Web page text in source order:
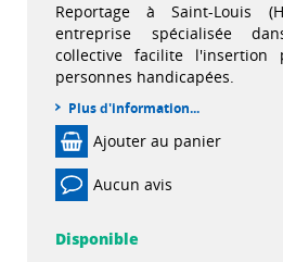
Reportage à Saint-Louis
entreprise spécialisée
collective facilite l'insertion
personnes handicapées.
Plus d'information...
Ajouter au panier
Aucun avis
Disponible